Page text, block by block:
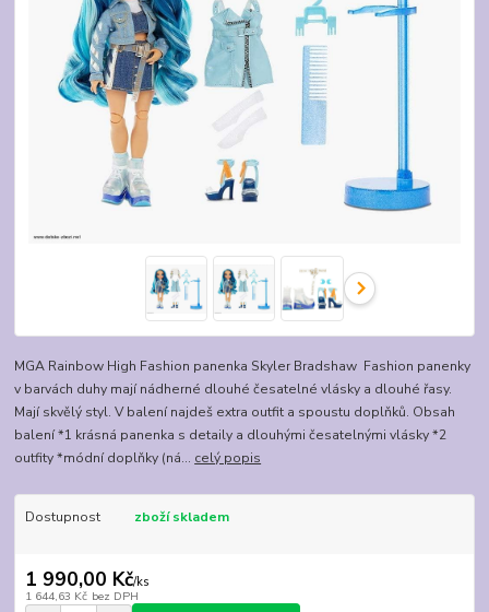
MGA Rainbow High Fashion panenka Skyler Bradshaw Fashion panenky
v barvách duhy mají nádherné dlouhé česatelné vlásky a dlouhé řasy.
Mají skvělý styl. V balení najdeš extra outfit a spoustu doplňků. Obsah
balení *1 krásná panenka s detaily a dlouhými česatelnými vlásky *2
outfity *módní doplňky (ná... celý popis
Dostupnost zboží skladem
1 990,00 Kč/ks
1 644,63 Kč bez DPH